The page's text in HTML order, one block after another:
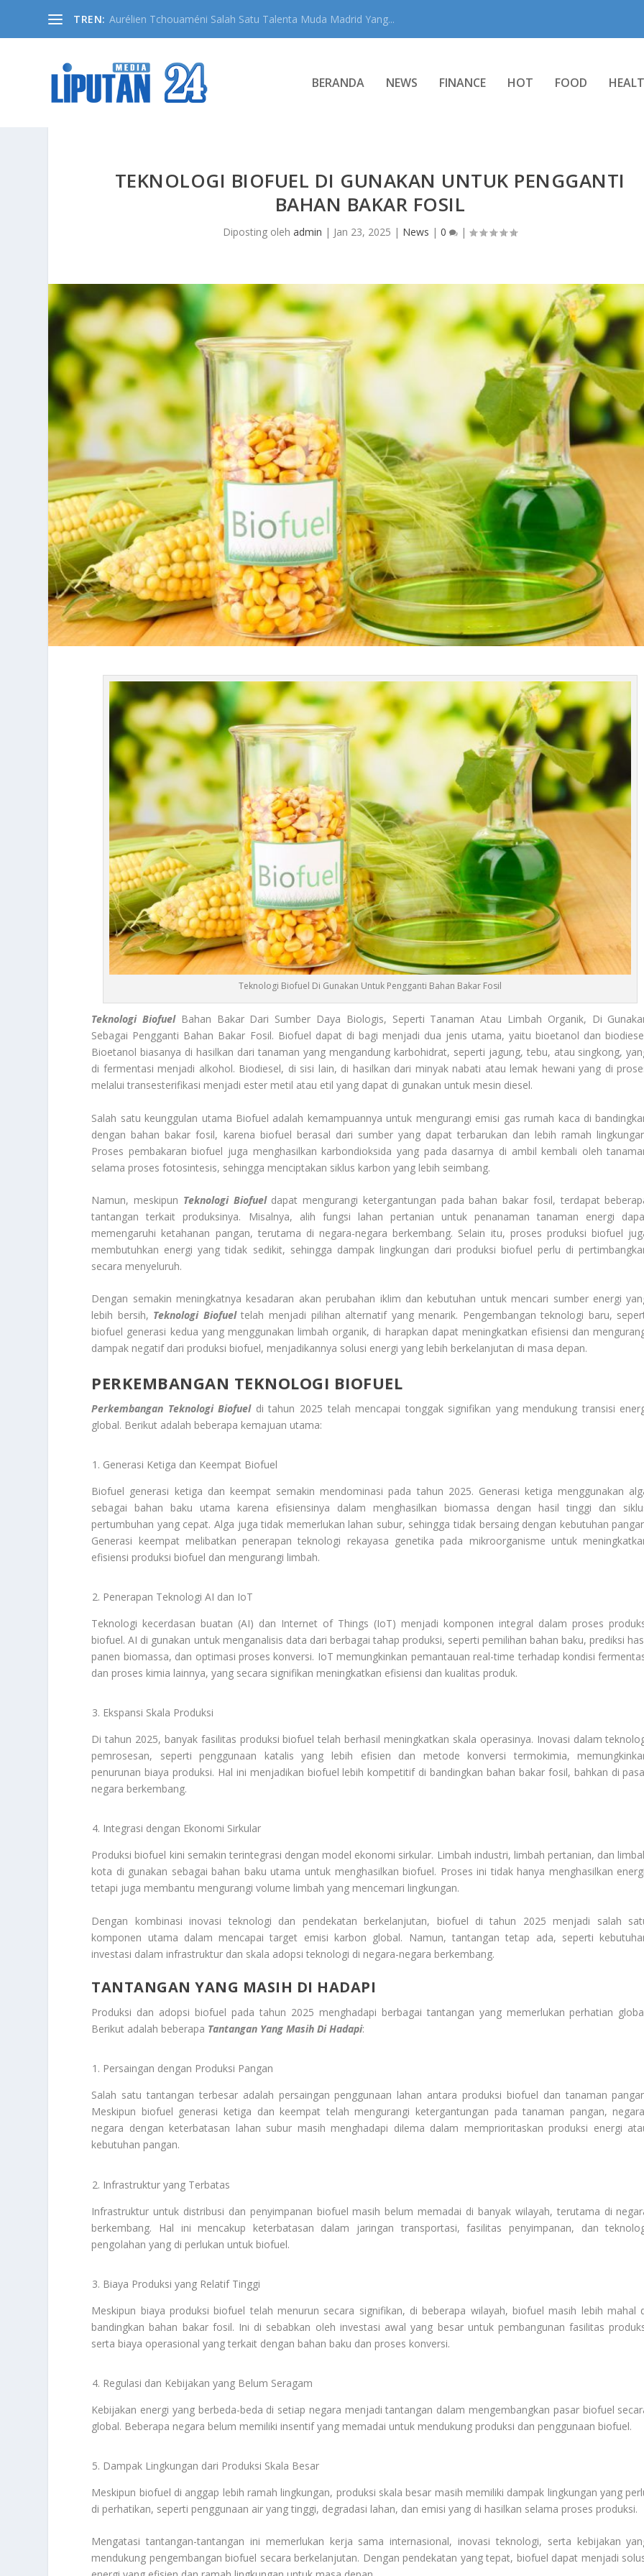
TREN: Aurélien Tchouaméni Salah Satu Talenta Muda Madrid Yang...
BERANDA NEWS FINANCE HOT FOOD
TEKNOLOGI BIOFUEL DI GUNAKAN UNTUK PENGGANTI
BAHAN BAKAR FOSIL
Diposting olehadmin | Jan 23, 2025 | News |0 |
Teknologi Biofuel Di Gunakan Untuk Pengganti Bahan Bakar Fosil
Teknologi BiofuelBahan Bakar Dari Sumber Daya Biologis, Seperti Tanaman Atau Limbah Organik, Di
Sebagai Pengganti Bahan Bakar Fosil. Biofuel dapat di bagi menjadi dua jenis utama, yaitu bioetanol dan
Bioetanol biasanya di hasilkan dari tanaman yang mengandung karbohidrat, seperti jagung, tebu, atau singkong,
di fermentasi menjadi alkohol. Biodiesel, di sisi lain, di hasilkan dari minyak nabati atau lemak hewani yang di
melalui transesterifikasi menjadi ester metil atau etil yang dapat di gunakan untuk mesin diesel.
Salah satu keunggulan utama Biofuel adalah kemampuannya untuk mengurangi emisi gas rumah kaca di
dengan bahan bakar fosil, karena biofuel berasal dari sumber yang dapat terbarukan dan lebih ramah
Proses pembakaran biofuel juga menghasilkan karbondioksida yang pada dasarnya di ambil kembali oleh
selama proses fotosintesis, sehingga menciptakan siklus karbon yang lebih seimbang.
Namun, meskipun Teknologi Biofueldapat mengurangi ketergantungan pada bahan bakar fosil, terdapat
tantangan terkait produksinya. Misalnya, alih fungsi lahan pertanian untuk penanaman tanaman energi
memengaruhi ketahanan pangan, terutama di negara-negara berkembang. Selain itu, proses produksi biofuel
membutuhkan energi yang tidak sedikit, sehingga dampak lingkungan dari produksi biofuel perlu di
secara menyeluruh.
Dengan semakin meningkatnya kesadaran akan perubahan iklim dan kebutuhan untuk mencari sumber energi
lebih bersih, Teknologi Biofueltelah menjadi pilihan alternatif yang menarik. Pengembangan teknologi baru,
biofuel generasi kedua yang menggunakan limbah organik, di harapkan dapat meningkatkan efisiensi dan
dampak negatif dari produksi biofuel, menjadikannya solusi energi yang lebih berkelanjutan di masa depan.
PERKEMBANGAN TEKNOLOGI BIOFUEL
Perkembangan Teknologi Biofuel di tahun 2025 telah mencapai tonggak signifikan yang mendukung transisi
global. Berikut adalah beberapa kemajuan utama:
Generasi Ketiga dan Keempat Biofuel
Biofuel generasi ketiga dan keempat semakin mendominasi pada tahun 2025. Generasi ketiga menggunakan
sebagai bahan baku utama karena efisiensinya dalam menghasilkan biomassa dengan hasil tinggi dan
pertumbuhan yang cepat. Alga juga tidak memerlukan lahan subur, sehingga tidak bersaing dengan kebutuhan
Generasi keempat melibatkan penerapan teknologi rekayasa genetika pada mikroorganisme untuk
efisiensi produksi biofuel dan mengurangi limbah.
Penerapan Teknologi AI dan IoT
Teknologi kecerdasan buatan (AI) dan Internet of Things (IoT) menjadi komponen integral dalam proses
biofuel. AI di gunakan untuk menganalisis data dari berbagai tahap produksi, seperti pemilihan bahan baku, prediksi
panen biomassa, dan optimasi proses konversi. IoT memungkinkan pemantauan real-time terhadap kondisi
dan proses kimia lainnya, yang secara signifikan meningkatkan efisiensi dan kualitas produk.
Ekspansi Skala Produksi
Di tahun 2025, banyak fasilitas produksi biofuel telah berhasil meningkatkan skala operasinya. Inovasi dalam
pemrosesan, seperti penggunaan katalis yang lebih efisien dan metode konversi termokimia,
penurunan biaya produksi. Hal ini menjadikan biofuel lebih kompetitif di bandingkan bahan bakar fosil, bahkan di
negara berkembang.
Integrasi dengan Ekonomi Sirkular
Produksi biofuel kini semakin terintegrasi dengan model ekonomi sirkular. Limbah industri, limbah pertanian, dan
kota di gunakan sebagai bahan baku utama untuk menghasilkan biofuel. Proses ini tidak hanya menghasilkan
tetapi juga membantu mengurangi volume limbah yang mencemari lingkungan.
Dengan kombinasi inovasi teknologi dan pendekatan berkelanjutan, biofuel di tahun 2025 menjadi salah
komponen utama dalam mencapai target emisi karbon global. Namun, tantangan tetap ada, seperti
investasi dalam infrastruktur dan skala adopsi teknologi di negara-negara berkembang.
TANTANGAN YANG MASIH DI HADAPI
Produksi dan adopsi biofuel pada tahun 2025 menghadapi berbagai tantangan yang memerlukan perhatian
Berikut adalah beberapa Tantangan Yang Masih Di Hadapi:
Persaingan dengan Produksi Pangan
Salah satu tantangan terbesar adalah persaingan penggunaan lahan antara produksi biofuel dan tanaman
Meskipun biofuel generasi ketiga dan keempat telah mengurangi ketergantungan pada tanaman pangan,
negara dengan keterbatasan lahan subur masih menghadapi dilema dalam memprioritaskan produksi energi
kebutuhan pangan.
Infrastruktur yang Terbatas
Infrastruktur untuk distribusi dan penyimpanan biofuel masih belum memadai di banyak wilayah, terutama di
berkembang. Hal ini mencakup keterbatasan dalam jaringan transportasi, fasilitas penyimpanan, dan
pengolahan yang di perlukan untuk biofuel.
Biaya Produksi yang Relatif Tinggi
Meskipun biaya produksi biofuel telah menurun secara signifikan, di beberapa wilayah, biofuel masih lebih mahal
bandingkan bahan bakar fosil. Ini di sebabkan oleh investasi awal yang besar untuk pembangunan fasilitas
serta biaya operasional yang terkait dengan bahan baku dan proses konversi.
Regulasi dan Kebijakan yang Belum Seragam
Kebijakan energi yang berbeda-beda di setiap negara menjadi tantangan dalam mengembangkan pasar biofuel
global. Beberapa negara belum memiliki insentif yang memadai untuk mendukung produksi dan penggunaan biofuel.
Dampak Lingkungan dari Produksi Skala Besar
Meskipun biofuel di anggap lebih ramah lingkungan, produksi skala besar masih memiliki dampak lingkungan yang
di perhatikan, seperti penggunaan air yang tinggi, degradasi lahan, dan emisi yang di hasilkan selama proses produksi.
Mengatasi tantangan-tantangan ini memerlukan kerja sama internasional, inovasi teknologi, serta kebijakan
mendukung pengembangan biofuel secara berkelanjutan. Dengan pendekatan yang tepat, biofuel dapat menjadi